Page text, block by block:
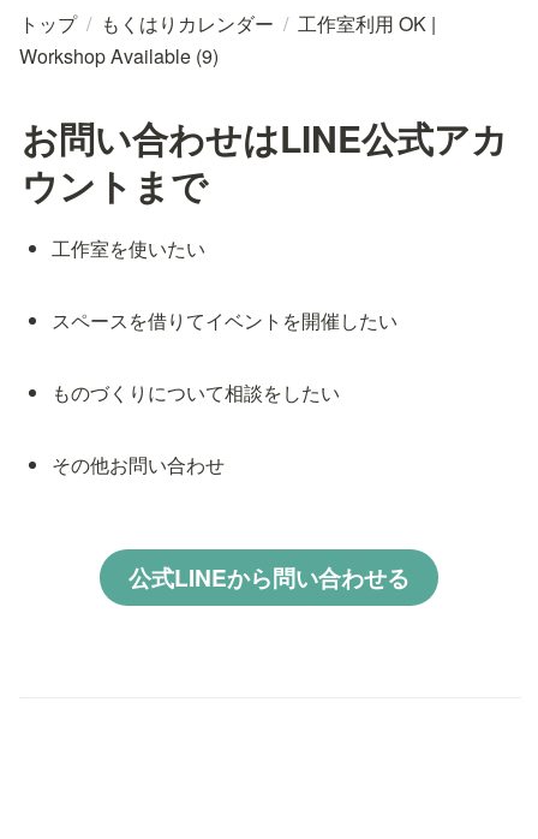
トップ / もくはりカレンダー / 工作室利用 OK |
Workshop Available (9)
お問い合わせはLINE公式アカ
ウントまで
工作室を使いたい
スペースを借りてイベントを開催したい
ものづくりについて相談をしたい
その他お問い合わせ
公式LINEから問い合わせる